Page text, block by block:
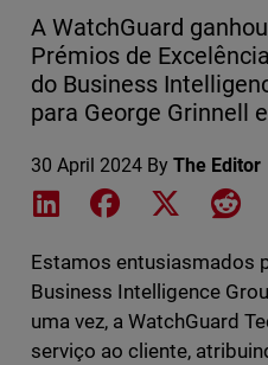
A WatchGuard
Prémios de
do Business
para George Grinnell
30 April 2024 By The Editor
Share on LinkedIn
Share onShare on X
Estamos entusiasmados
Business Intelligence
uma vez, a WatchGuard
serviço ao cliente,